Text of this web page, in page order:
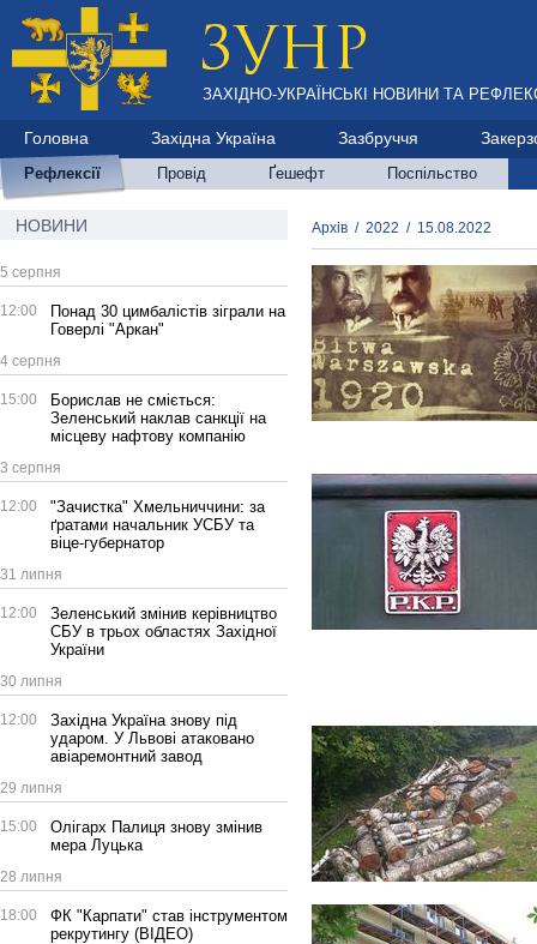
ЗАХІДНО-УКРАЇНСЬКІ НОВИНИ ТА
Головна Західна Україна Зазбруччя
Рефлексії Провід Ґешефт Поспільство
НОВИНИ
5 серпня
12:00
Понад 30 цимбалістів зіграли на
Говерлі "Аркан"
4 серпня
15:00
Борислав не сміється:
Зеленський наклав санкції на
місцеву нафтову компанію
3 серпня
12:00
"Зачистка" Хмельниччини: за
ґратами начальник УСБУ та
віце-губернатор
31 липня
12:00
Зеленський змінив керівництво
СБУ в трьох областях Західної
України
30 липня
12:00
Західна Україна знову під
ударом. У Львові атаковано
авіаремонтний завод
29 липня
15:00
Олігарх Палиця знову змінив
мера Луцька
28 липня
18:00
ФК "Карпати" став інструментом
рекрутингу (ВІДЕО)
Архів / 2022 / 15.08.2022